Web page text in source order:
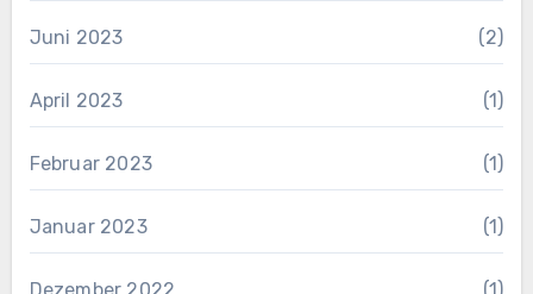
Juni 2023 (2)
April 2023 (1)
Februar 2023 (1)
Januar 2023 (1)
Dezember 2022 (1)